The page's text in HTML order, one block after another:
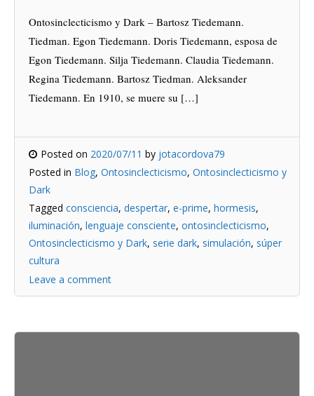
Ontosinclecticismo y Dark – Bartosz Tiedemann.
Tiedman. Egon Tiedemann. Doris Tiedemann, esposa de
Egon Tiedemann. Silja Tiedemann. Claudia Tiedemann.
Regina Tiedemann. Bartosz Tiedman. Aleksander
Tiedemann. En 1910, se muere su […]
Posted on 2020/07/11 by jotacordova79
Posted in Blog, Ontosinclecticismo, Ontosinclecticismo y
Dark
Tagged consciencia, despertar, e-prime, hormesis,
iluminación, lenguaje consciente, ontosinclecticismo,
Ontosinclecticismo y Dark, serie dark, simulación, súper
cultura
Leave a comment